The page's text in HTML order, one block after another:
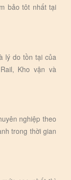
bảo tôt nhất tại
lý do tồn tại của
Kho vận và
nghiệp theo
trong thời gian